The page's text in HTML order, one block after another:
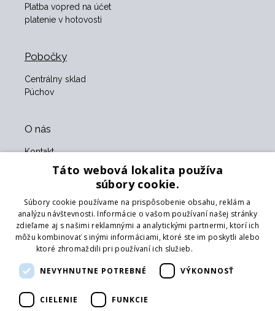
Platba vopred na účet
platenie v hotovosti
Pobočky
Centrálny sklad
Púchov
O nás
Kontakt
Obchodné podmienky
Naši partneri
Formulár na vrátenie tovaru
Vrátenie tovaru
Doprava
Sledujte nás
Táto webová lokalita používa
súbory cookie.
Súbory cookie používame na prispôsobenie obsahu, reklám a
analýzu návštevnosti. Informácie o vašom používaní našej stránky
zdieľame aj s našimi reklamnými a analytickými partnermi, ktorí ich
môžu kombinovať s inými informáciami, ktoré ste im poskytli alebo
ktoré zhromaždili pri používaní ich služieb.
NEVYHNUTNE POTREBNÉ VÝKONNOSŤ
CIELENIE FUNKCIE